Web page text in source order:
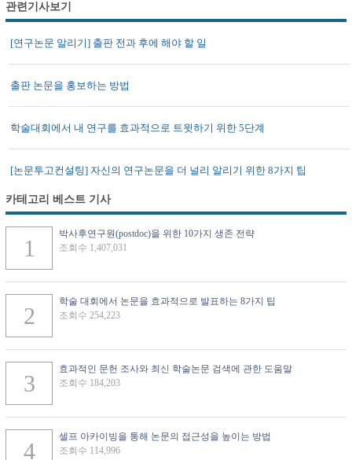
관련기사보기
[연구논문 알리기] 출판 전과 후에 해야 할 일
출판 논문을 홍보하는 방법
학술대회에서 내 연구를 효과적으로 트윗하기 위한 5단계
[논문투고컨설팅] 자신의 연구논문을 더 널리 알리기 위한 8가지 팁
카테고리 베스트 기사
박사후연구원(postdoc)을 위한 10가지 생존 전략
조회수 1,407,031
학술 대회에서 논문을 효과적으로 발표하는 8가지 팁
조회수 254,223
효과적인 문헌 조사와 최신 학술논문 검색에 관한 도움말
조회수 184,203
셀프 아카이빙을 통해 논문의 접근성을 높이는 방법
조회수 114,996